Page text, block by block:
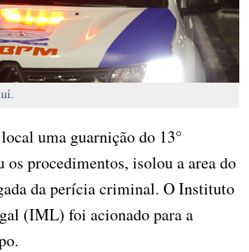
uma guarnição do 13°
procedimentos, isolou a area do
da perícia criminal. O Instituto
(IML) foi acionado para a